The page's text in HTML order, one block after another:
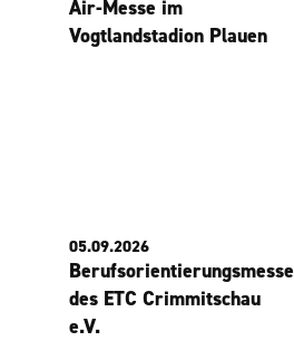
Air-Messe im
Vogtlandstadion Plauen
05.09.2026
Berufsorientierungsmesse
des ETC Crimmitschau
e.V.